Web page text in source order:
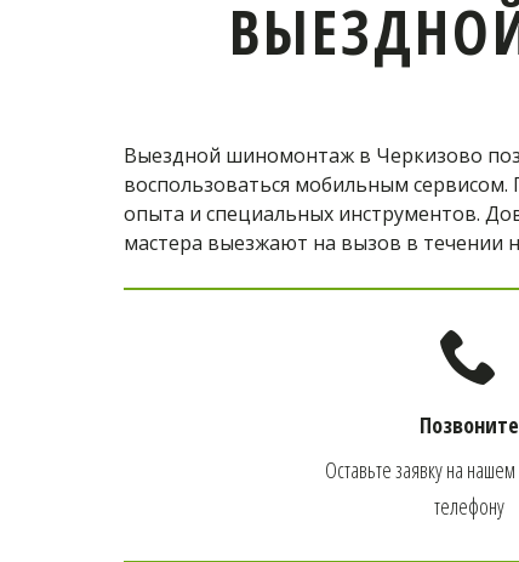
Выездной шиномонтаж в Черкизово
воспользоваться мобильным сервисом.
опыта и специальных инструментов.
мастера выезжают на вызов в течении
Позвоните
Оставьте заявку на
телефону